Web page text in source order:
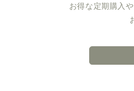
お得な定期購入